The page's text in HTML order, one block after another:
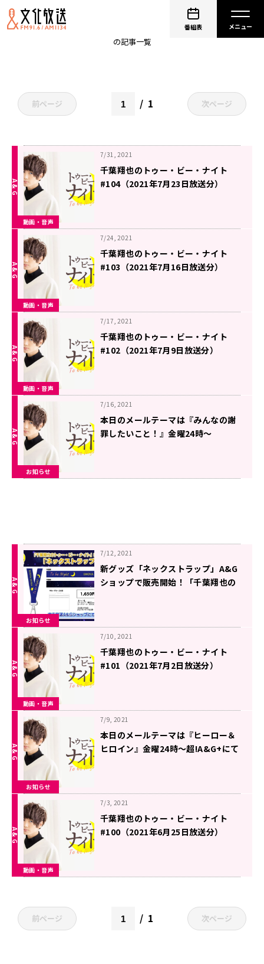
番組表
の記事一覧
前ページ 1 次ページ
動画・音声
7/31, 2021
千葉翔也のトゥー・ビー・ナイト
#104（2021年7月23日放送分）
動画・音声
7/24, 2021
千葉翔也のトゥー・ビー・ナイト
#103（2021年7月16日放送分）
動画・音声
7/17, 2021
千葉翔也のトゥー・ビー・ナイト
#102（2021年7月9日放送分）
お知らせ
7/16, 2021
本日のメールテーマは『みんなの謝
罪したいこと！』金曜24時～
お知らせ
7/12, 2021
新グッズ「ネックストラップ」A&G
ショップで販売開始！「千葉翔也の
動画・音声
7/10, 2021
千葉翔也のトゥー・ビー・ナイト
#101（2021年7月2日放送分）
お知らせ
7/9, 2021
本日のメールテーマは『ヒーロー＆
ヒロイン』金曜24時～超!A&G+にて
動画・音声
7/3, 2021
千葉翔也のトゥー・ビー・ナイト
#100（2021年6月25日放送分）
前ページ 1 次ページ